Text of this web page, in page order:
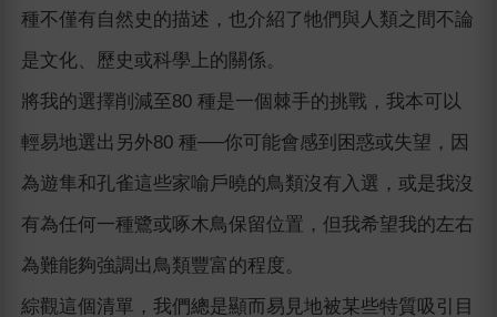
種不僅有自然史的描述，也介紹了牠們與人類之間不論
是文化、歷史或科學上的關係。
將我的選擇削減至80 種是一個棘手的挑戰，我本可以
輕易地選出另外80 種──你可能會感到困惑或失望，因
為遊隼和孔雀這些家喻戶曉的鳥類沒有入選，或是我沒
有為任何一種鷺或啄木鳥保留位置，但我希望我的左右
為難能夠強調出鳥類豐富的程度。
綜觀這個清單，我們總是顯而易見地被某些特質吸引目